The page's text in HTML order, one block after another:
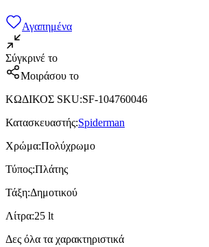
Αγαπημένα
Σύγκρινέ το
Μοιράσου το
ΚΩΔΙΚΟΣ SKU:SF-104760046
Κατασκευαστής:Spiderman
Χρώμα:Πολύχρωμο
Τύπος:Πλάτης
Τάξη:Δημοτικού
Λίτρα:25 lt
Δες όλα τα χαρακτηριστικά